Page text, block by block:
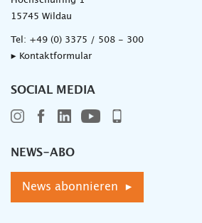
15745 Wildau
Tel: +49 (0) 3375 / 508 - 300
▸ Kontaktformular
SOCIAL MEDIA
NEWS-ABO
News abonnieren ▸